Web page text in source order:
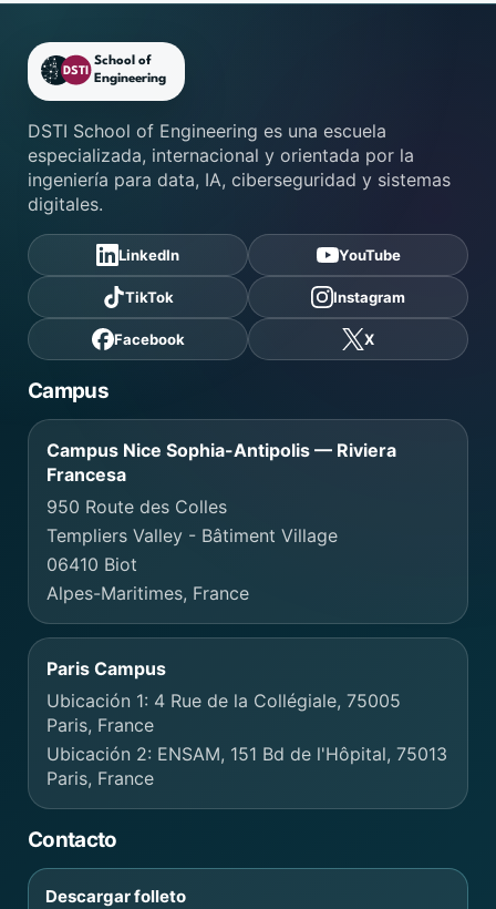
Pie de página de DSTI
DSTI School of Engineering es una escuela
especializada, internacional y orientada por la
ingeniería para data, IA, ciberseguridad y sistemas
digitales.
LinkedIn YouTube
TikTok Instagram
Facebook X
Campus
Campus Nice Sophia-Antipolis — Riviera
Francesa
950 Route des Colles
Templiers Valley - Bâtiment Village
06410 Biot
Alpes-Maritimes, France
Paris Campus
Ubicación 1: 4 Rue de la Collégiale, 75005
Paris, France
Ubicación 2: ENSAM, 151 Bd de l'Hôpital, 75013
Paris, France
Contacto
Descargar folleto